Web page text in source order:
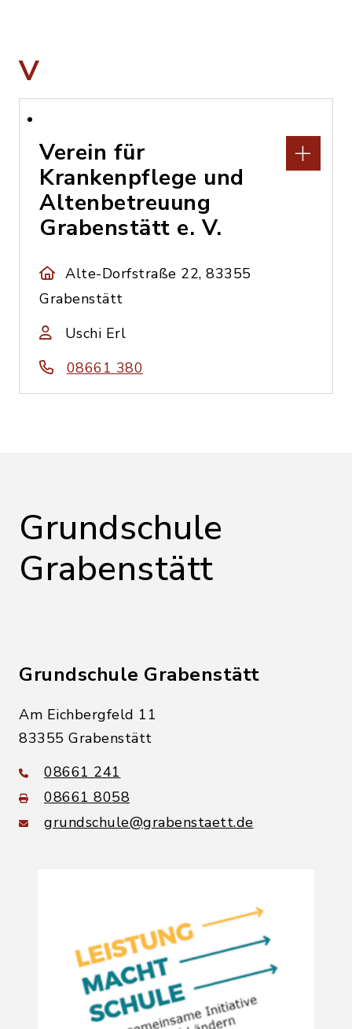
V
Verein für
Krankenpflege und
Altenbetreuung
Grabenstätt e. V.
Alte-Dorfstraße 22, 83355
Grabenstätt
Uschi Erl
08661 380
Grundschule
Grabenstätt
Grundschule Grabenstätt
Am Eichbergfeld 11
83355 Grabenstätt
08661 241
08661 8058
grundschule@grabenstaett.de